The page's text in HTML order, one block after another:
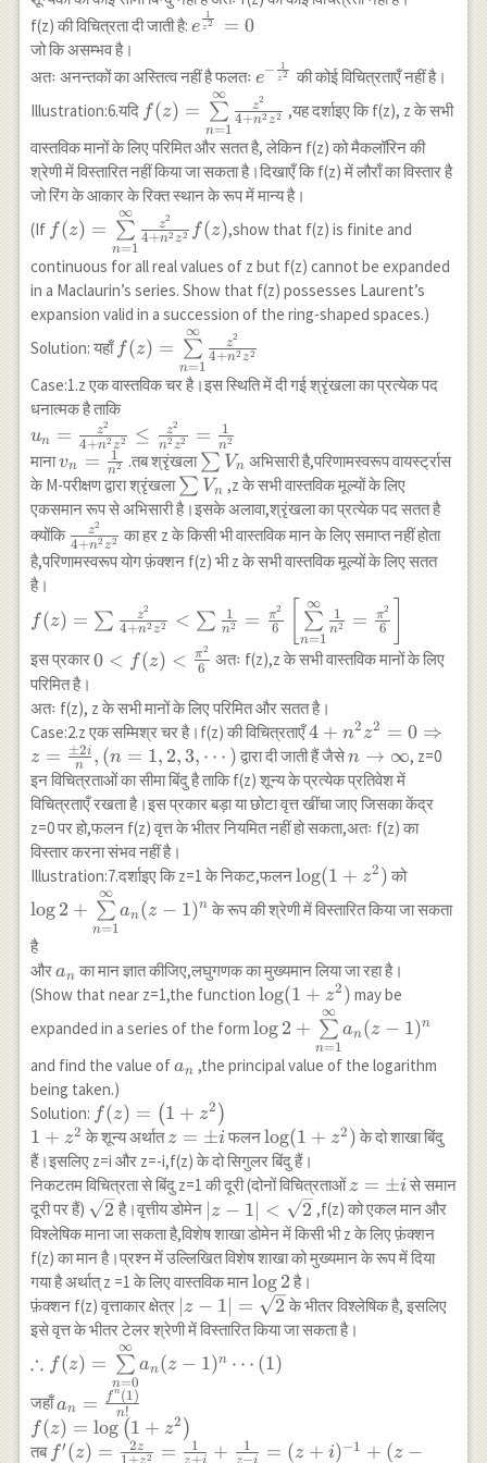
z^2=0 \\
\therefore
z=0
f(z) की विचित्रता दी जाती है: e^{\frac{1}
e z2
1
= 0
जो कि असम्भव है।
अतः अनन्तकों का अस्तित्व नहीं है फलतः e^{-
\frac{1}
{z^2}}
e−
z2
1
की कोई विचित्रताएँ नहीं है।
Illustration:6.यदि f(z)=\underset{n=1}
{\overset{\infty}
{\sum}} \frac{z^2}
{4+n^2 z^2}
f(z) =
n=1
∑
∞
4+n2 z2
z2
,यह दर्शाइए कि f(z), z के सभी
वास्तविक मानों के लिए परिमित और सतत है, लेकिन f(z) को मैकलॉरिन की
श्रेणी में विस्तारित नहीं किया जा सकता है।दिखाएँ कि f(z) में लौराँ का विस्तार है
जो रिंग के आकार के रिक्त स्थान के रूप में मान्य है।
(If f(z)=\underset{n=1}
{\overset{\infty}
{\sum}}\frac{z^2}
{4+n^2 z^2} f(z)
f(z) =
n=1
∑
∞
4+n2 z2
z2
f(z),show that f(z) is finite and
continuous for all real values of z but f(z) cannot be expanded
in a Maclaurin’s series. Show that f(z) possesses Laurent’s
expansion valid in a succession of the ring-shaped spaces.)
Solution: यहाँ f(z)=\underset{n=1}
{\overset{\infty}
{\sum}}\frac{z^2}
{4+n^2 z^2}
f(z) =
n=1
∑
∞
4+n2 z2
z2
Case:1.z एक वास्तविक चर है।इस स्थिति में दी गई श्रृंखला का प्रत्येक पद
धनात्मक है ताकि
u_n=\frac{z^2}
{4+n^2 z^2}
\leq \frac{z^2}
{n^2
z^2}=\frac{1}
{n^2}
un = 4+n2 z2
z2 ≤ n2 z2
z2 = n2
1
मानाv_n=\frac{1}
{n^2}
vn = n2
1 .तब श्रृंखला\sum
V_{n}
∑ Vn अभिसारी है,परिणामस्वरूप वायर्स्ट्रास
के M-परीक्षण द्वारा श्रृंखला\sum
V_{n}
∑ Vn ,z के सभी वास्तविक मूल्यों के लिए
एकसमान रूप से अभिसारी है।इसके अलावा,श्रृंखला का प्रत्येक पद सतत है
क्योंकि \frac{z^2}
{4+n^2
4+n2 z2
z2
का हर z के किसी भी वास्तविक मान के लिए समाप्त नहीं होता
है,परिणामस्वरूप योग फ़ंक्शन f(z) भी z के सभी वास्तविक मूल्यों के लिए सतत
है।
f(z)=\sum
\frac{z^2}{4+n^2
z^2}<\sum \frac{1}
{n^2} =
\frac{\pi^2}{6}
\left[\underset{n=1}
{\overset{\infty}
{\sum}} \frac{1}
{n^2} =\frac{\pi^2}
{6}\right]
f(z) = ∑ 4+n2 z2
z2 < ∑ n2
1 = 6
π2
n=1
∑
∞
n2
1 = 6
π2
इस प्रकार0 < f(z) <
\frac{\pi^2}
{6}
0 < f(z) < 6
π2
अतः f(z),z के सभी वास्तविक मानों के लिए
परिमित है।
अतः f(z), z के सभी मानों के लिए परिमित और सतत है।
Case:2.z एक सम्मिश्र चर है।f(z) की विचित्रताएँ4+n^2
z^2=0
\Rightarrow
z=\frac{
\pm 2i}{n},
\cdots)
4 + n2 z2 = 0 ⇒
z = n
±2i , (n = 1, 2,3, ⋯ ) द्वारा दी जाती हैं जैसेn
\rightarrow
\infty
n → ∞, z=0
इन विचित्रताओं का सीमा बिंदु है ताकि f(z) शून्य के प्रत्येक प्रतिवेश में
विचित्रताएँ रखता है।इस प्रकार बड़ा या छोटा वृत्त खींचा जाए जिसका केंद्र
z=0 पर हो,फलन f(z) वृत्त के भीतर नियमित नहीं हो सकता,अतः f(z) का
विस्तार करना संभव नहीं है।
Illustration:7.दर्शाइए कि z=1 के निकट,फलन\log
(1+z^2)
log(1 + z2 ) को\log 2+
log2 +
n=1
∑
∞
an(z − 1)n के रूप की श्रेणी में विस्तारित किया जा सकता
है
औरa_{n}
an का मान ज्ञात कीजिए,लघुगणक का मुख्यमान लिया जा रहा है।
(Show that near z=1,the function \log
(1+z^2)
log(1 + z2 ) may be
expanded in a series of the form \log 2+
\underset{n=1}
{\overset{\infty}
log2 +
n=1
∑
∞
an(z − 1)n
and find the value ofa_{n}
an ,the principal value of the logarithm
being taken.)
Solution: f(z)=\left(1+z^2\right)
\\ 1+z^2
f(z) = (1 + z2 )
1 + z2 के शून्य अर्थातz=
\pm
i
z = ±iफलन\log
(1+z^2)
log(1 + z2 ) के दो शाखा बिंदु
हैं।इसलिए z=i और z=-i,f(z) के दो सिगुलर बिंदु हैं।
निकटतम विचित्रता से बिंदु z=1 की दूरी (दोनों विचित्रताओंz=
\pm
i
z = ±iसे समान
दूरी पर हैं) \sqrt{2}
2 है।वृत्तीय डोमेन |z-1|
<\sqrt{2}
∣z − 1∣ < 2 ,f(z) को एकल मान और
विश्लेषिक माना जा सकता है,विशेष शाखा डोमेन में किसी भी z के लिए फ़ंक्शन
f(z) का मान है।प्रश्न में उल्लिखित विशेष शाखा को मुख्यमान के रूप में दिया
गया है अर्थात् z =1 के लिए वास्तविक मान\log
2
log2 है।
फ़ंक्शन f(z) वृत्ताकार क्षेत्र |z-1|=
\sqrt{2}
z − 1∣ = 2 के भीतर विश्लेषिक है, इसलिए
इसे वृत्त के भीतर टेलर श्रेणी में विस्तारित किया जा सकता है।
\therefore
f(z)=\underset{n=0}
{\overset{\infty}
{\sum}} a_n(z-1)^n
\cdots(1)
∴ f(z) =
n=0
∑
∞
an(z − 1)n ⋯ (1)
जहाँa_n=\frac{f^n(1)}
{n!} \\ f(z)=\log
\left(1+z^2\right)
an = n!
fn (1)
f(z) = log (1 + z2 )
तब f^{\prime}
f′(z) = 2
2z = 1 + 1 = (z + i)−1 + (z −